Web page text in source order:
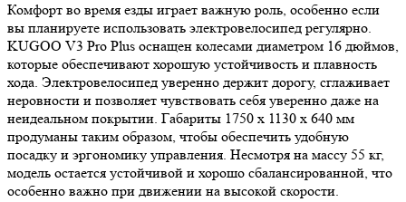
Комфорт во время езды играет важную роль, особенно если
вы планируете использовать электровелосипед регулярно.
KUGOO V3 Pro Plus оснащен колесами диаметром 16 дюймов,
которые обеспечивают хорошую устойчивость и плавность
хода. Электровелосипед уверенно держит дорогу, сглаживает
неровности и позволяет чувствовать себя уверенно даже на
неидеальном покрытии. Габариты 1750 x 1130 x 640 мм
продуманы таким образом, чтобы обеспечить удобную
посадку и эргономику управления. Несмотря на массу 55 кг,
модель остается устойчивой и хорошо сбалансированной, что
особенно важно при движении на высокой скорости.